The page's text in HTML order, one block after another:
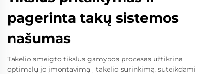
pagerinta takų sistemos
našumas
Takelio smeigto tikslus gamybos procesas užtikrina
optimalų jo įmontavimą į takelio surinkimą, suteikdami